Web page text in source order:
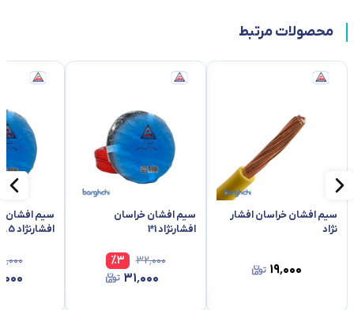
محصولات مرتبط
سیم افشان خراسان افشار
نژاد
۱۹٬۰۰۰
سیم افشان خراسان
افشارنژاد 1*1
۳۲٬۰۰۰ %3
۳۱٬۰۰۰
سیم افشان
افشارنژاد 1.5*1 (سیم 1/5)